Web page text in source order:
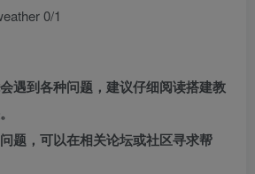
0/1
遇到各种问题，建议仔细阅读搭建教
题，可以在相关论坛或社区寻求帮